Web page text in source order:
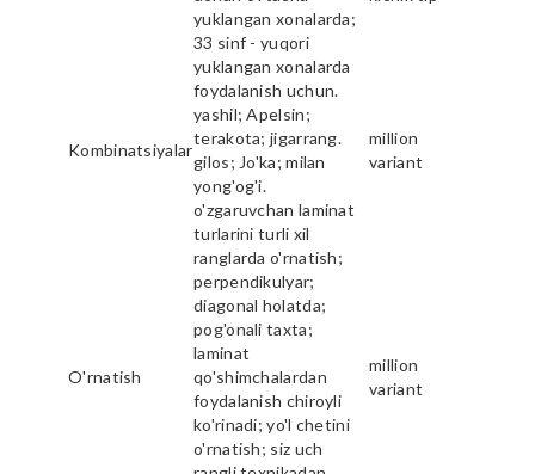
yuklangan xonalarda;
33 sinf - yuqori
yuklangan xonalarda
foydalanish uchun.
Kombinatsiyalar
yashil; Apelsin;
terakota; jigarrang.
gilos; Jo'ka; milan
yong'og'i.
million
variant
O'rnatish
o'zgaruvchan laminat
turlarini turli xil
ranglarda o'rnatish;
perpendikulyar;
diagonal holatda;
pog'onali taxta;
laminat
qo'shimchalardan
foydalanish chiroyli
ko'rinadi; yo'l chetini
o'rnatish; siz uch
million
variant